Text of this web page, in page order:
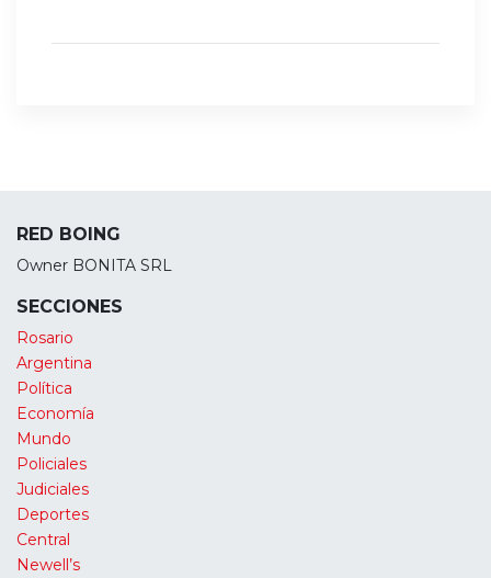
RED BOING
Owner BONITA SRL
SECCIONES
Rosario
Argentina
Política
Economía
Mundo
Policiales
Judiciales
Deportes
Central
Newell’s